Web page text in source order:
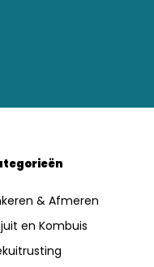
& Afmeren
en Kombuis